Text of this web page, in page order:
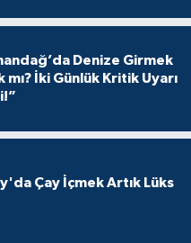
Denize Girmek
mı? İki Günlük Kritik Uyarı
Çay İçmek Artık Lüks